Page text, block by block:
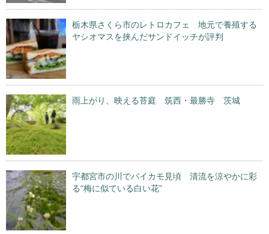
栃木県さくら市のレトロカフェ 地元で養殖する
ヤシオマスを挟んだサンドイッチが評判
雨上がり、映える苔庭 筑西・最勝寺 茨城
宇都宮市の川でバイカモ見頃 清流を涼やかに彩
る“梅に似ている白い花”